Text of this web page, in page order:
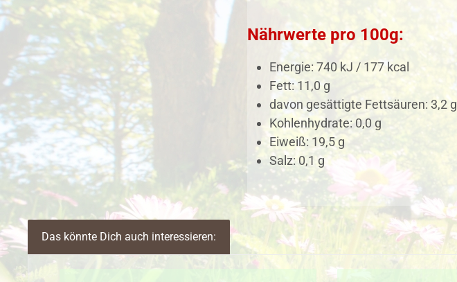
Nährwerte pro 100g:
Energie: 740 kJ / 177 kcal
Fett: 11,0 g
davon gesättigte Fettsäuren: 3,2 g
Kohlenhydrate: 0,0 g
Eiweiß: 19,5 g
Salz: 0,1 g
Das könnte Dich auch interessieren: